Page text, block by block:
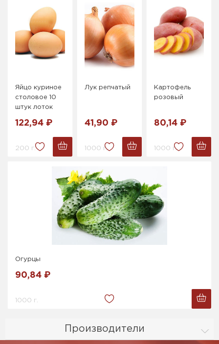
Производители
Яйцо куриное
столовое 10
штук лоток
122,94 ₽
200 г.
Лук репчатый
41,90 ₽
1000 г.
Картофель
розовый
80,14 ₽
1000 г.
Огурцы
90,84 ₽
1000 г.